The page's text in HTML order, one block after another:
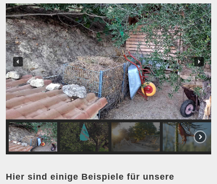
Hier sind einige Beispiele für unsere